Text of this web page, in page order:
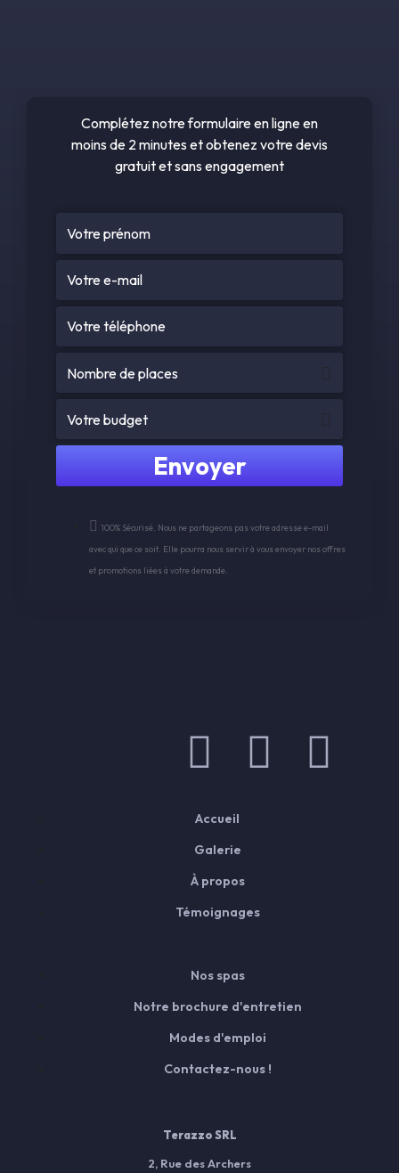
Complétez notre formulaire en ligne en
moins de 2 minutes et obtenez votre devis
gratuit et sans engagement
Envoyer
100% Sécurisé. Nous ne partageons pas votre adresse e-mail
avec qui que ce soit. Elle pourra nous servir à vous envoyer nos offres
et promotions liées à votre demande.
Accueil
Galerie
À propos
Témoignages
Nos spas
Notre brochure d'entretien
Modes d'emploi
Contactez-nous !
Terazzo SRL
2, Rue des Archers